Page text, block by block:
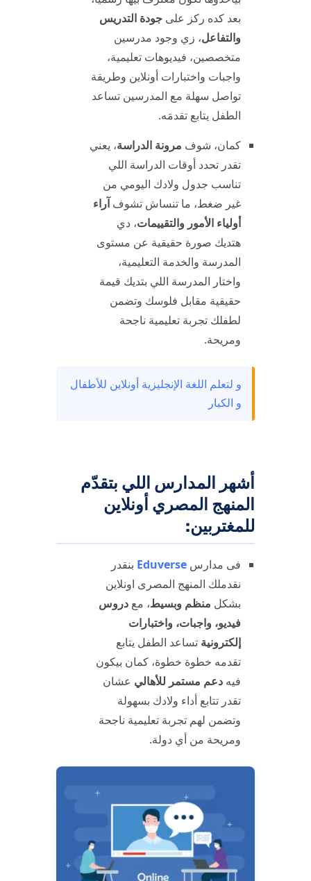
بعد كده ركز على جودة التدريس
والتفاعل، زي وجود مدرسين
متخصصين، فيديوهات تعليمية،
واجبات واختبارات أونلاين وطريقة
تواصل سهلة مع المدرسين تساعد
الطفل يتابع تقدمَه.
كمان، شوف مرونة الدراسة، يعني
تقدر تحدد أوقات الدراسة اللي
تناسب جدول ولادك اليومي من
غير ضغط، ما تنساش تشوفآراء
أولياء الأمور والتقييمات، دي
هتديك صورة حقيقية عن مستوى
المدرسة والخدمة التعليمية،
واختار المدرسة اللي بتديك قيمة
حقيقية مقابل فلوسك وتضمن
لطفلك تجربة تعليمية ناجحة
ومريحة.
و لتعلم اللغة الإنجليزية أونلاين للأطفال
و الكبار
أشهر المدارس اللي بتقدّم
المنهج المصري أونلاين
للمغتربين:
فى مدارس Eduverse بنقدر
نقدملك المنهج المصرى اونلاين
بشكل منظم وبسيط، مع دروس
فيديو، واجبات، واختبارات
إلكترونية تساعد الطفل يتابع
تقدمه خطوة خطوة، كمان بيكون
فيه دعم مستمر للأهالي عشان
تقدر تتابع أداء ولادك بسهولة
وتضمن لهم تجربة تعليمية ناجحة
ومريحة من أي دولة.